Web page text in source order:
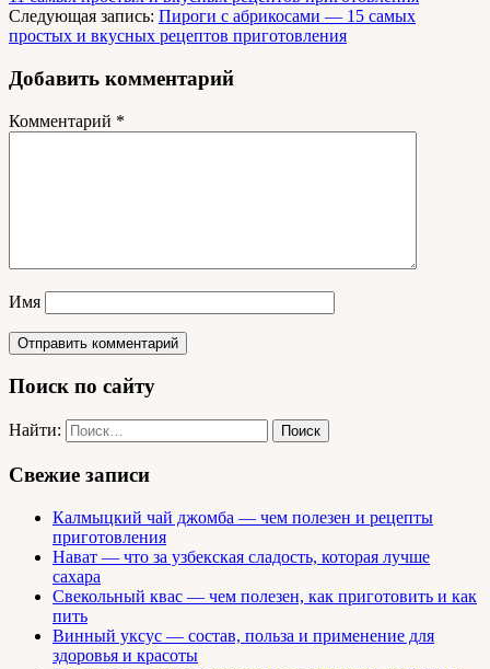
Следующая запись: Пироги с абрикосами — 15 самых
простых и вкусных рецептов приготовления
Добавить комментарий
Комментарий *
Имя
Поиск по сайту
Найти:
Свежие записи
Калмыцкий чай джомба — чем полезен и рецепты
приготовления
Нават — что за узбекская сладость, которая лучше
сахара
Свекольный квас — чем полезен, как приготовить и как
пить
Винный уксус — состав, польза и применение для
здоровья и красоты